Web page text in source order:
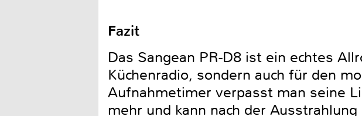
Fazit
Das Sangean PR-D8 ist ein echtes
Küchenradio, sondern auch für den
Aufnahmetimer verpasst man seine
mehr und kann nach der